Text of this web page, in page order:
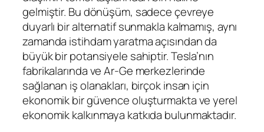
gelmiştir. Bu dönüşüm, sadece çevreye
duyarlı bir alternatif sunmakla kalmamış, aynı
zamanda istihdam yaratma açısından da
büyük bir potansiyele sahiptir. Tesla’nın
fabrikalarında ve Ar-Ge merkezlerinde
sağlanan iş olanakları, birçok insan için
ekonomik bir güvence oluşturmakta ve yerel
ekonomik kalkınmaya katkıda bulunmaktadır.